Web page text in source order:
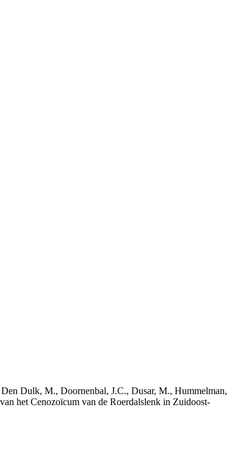
Dulk, M., Doornenbal, J.C., Dusar, M., Hummelman,
het Cenozoïcum van de Roerdalslenk in Zuidoost-